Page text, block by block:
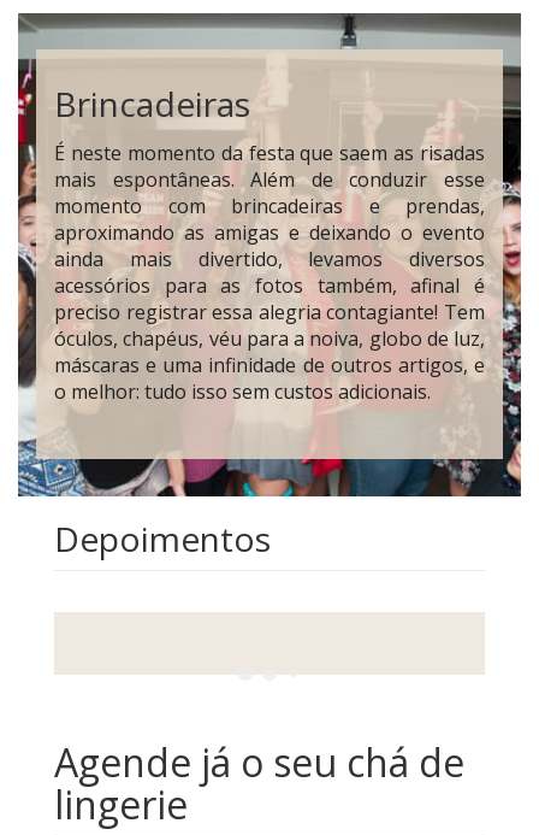
Brincadeiras
É neste momento da festa que saem as risadas
mais espontâneas. Além de conduzir esse
momento com brincadeiras e prendas,
aproximando as amigas e deixando o evento
ainda mais divertido, levamos diversos
acessórios para as fotos também, afinal é
preciso registrar essa alegria contagiante! Tem
óculos, chapéus, véu para a noiva, globo de luz,
máscaras e uma infinidade de outros artigos, e
o melhor: tudo isso sem custos adicionais.
Depoimentos
Agende já o seu chá de
lingerie